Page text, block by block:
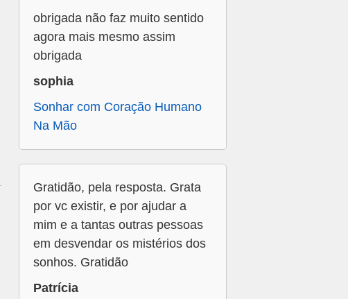
obrigada não faz muito sentido
agora mais mesmo assim
obrigada
sophia
Sonhar com Coração Humano
Na Mão
Gratidão, pela resposta. Grata
por vc existir, e por ajudar a
mim e a tantas outras pessoas
em desvendar os mistérios dos
sonhos. Gratidão
Patrícia